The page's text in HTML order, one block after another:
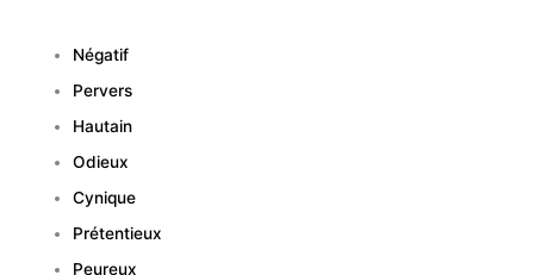
Négatif
Pervers
Hautain
Odieux
Cynique
Prétentieux
Peureux